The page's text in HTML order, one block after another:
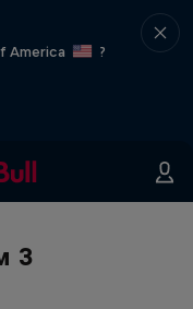
America
?
3